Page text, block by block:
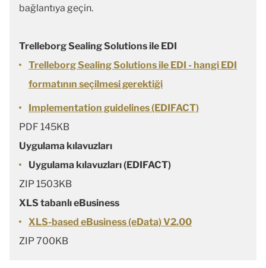
bağlantıya geçin.
Trelleborg Sealing Solutions ile EDI
Trelleborg Sealing Solutions ile EDI - hangi EDI
formatının seçilmesi gerektiği
Implementation guidelines (EDIFACT)
PDF 145KB
Uygulama kılavuzları
Uygulama kılavuzları (EDIFACT)
ZIP 1503KB
XLS tabanlı eBusiness
XLS-based eBusiness (eData) V2.00
ZIP 700KB